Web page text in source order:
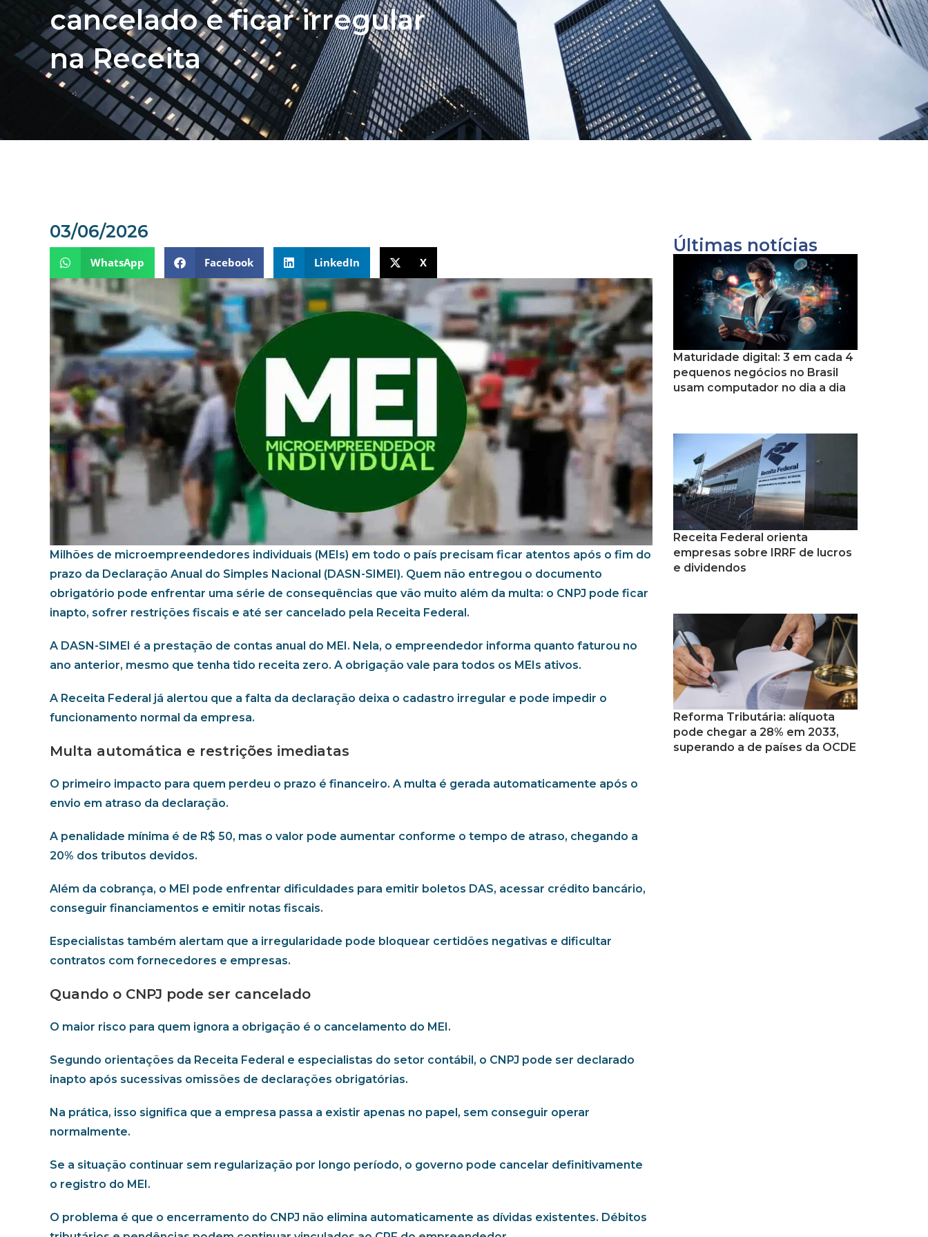
cancelado e ficar irregular
na Receita
03/06/2026
WhatsApp Facebook LinkedIn X
Milhões de microempreendedores individuais (MEIs) em todo o país precisam ficar atentos após o fim do
prazo da Declaração Anual do Simples Nacional (DASN-SIMEI). Quem não entregou o documento
obrigatório pode enfrentar uma série de consequências que vão muito além da multa: o CNPJ pode ficar
inapto, sofrer restrições fiscais e até ser cancelado pela Receita Federal.
A DASN-SIMEI é a prestação de contas anual do MEI. Nela, o empreendedor informa quanto faturou no
ano anterior, mesmo que tenha tido receita zero. A obrigação vale para todos os MEIs ativos.
A Receita Federal já alertou que a falta da declaração deixa o cadastro irregular e pode impedir o
funcionamento normal da empresa.
Multa automática e restrições imediatas
O primeiro impacto para quem perdeu o prazo é financeiro. A multa é gerada automaticamente após o
envio em atraso da declaração.
A penalidade mínima é de R$ 50, mas o valor pode aumentar conforme o tempo de atraso, chegando a
20% dos tributos devidos.
Além da cobrança, o MEI pode enfrentar dificuldades para emitir boletos DAS, acessar crédito bancário,
conseguir financiamentos e emitir notas fiscais.
Especialistas também alertam que a irregularidade pode bloquear certidões negativas e dificultar
contratos com fornecedores e empresas.
Quando o CNPJ pode ser cancelado
O maior risco para quem ignora a obrigação é o cancelamento do MEI.
Segundo orientações da Receita Federal e especialistas do setor contábil, o CNPJ pode ser declarado
inapto após sucessivas omissões de declarações obrigatórias.
Na prática, isso significa que a empresa passa a existir apenas no papel, sem conseguir operar
normalmente.
Se a situação continuar sem regularização por longo período, o governo pode cancelar definitivamente
o registro do MEI.
O problema é que o encerramento do CNPJ não elimina automaticamente as dívidas existentes. Débitos
Últimas notícias
Maturidade digital: 3 em cada 4
pequenos negócios no Brasil
usam computador no dia a dia
Receita Federal orienta
empresas sobre IRRF de lucros
e dividendos
Reforma Tributária: alíquota
pode chegar a 28% em 2033,
superando a de países da OCDE